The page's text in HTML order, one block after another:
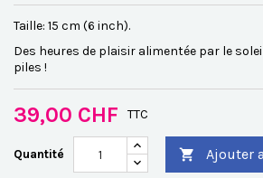
Taille: 15 cm (6 inch).
Des heures de plaisir alimentée par le
piles !
39,00 CHF TTC
Quantité  Ajouter